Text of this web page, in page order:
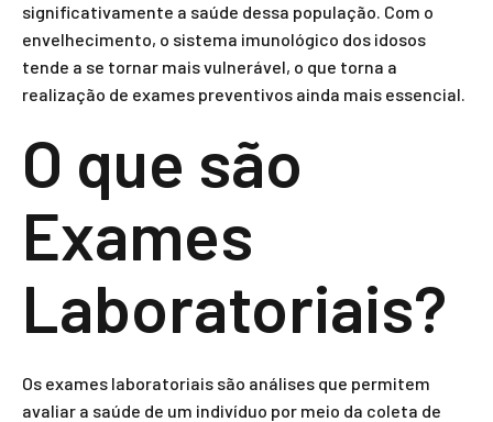
significativamente a saúde dessa população. Com o
envelhecimento, o sistema imunológico dos idosos
tende a se tornar mais vulnerável, o que torna a
realização de exames preventivos ainda mais essencial.
O que são
Exames
Laboratoriais?
Os exames laboratoriais são análises que permitem
avaliar a saúde de um indivíduo por meio da coleta de